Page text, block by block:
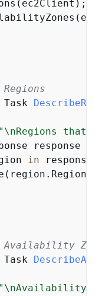
Task
"\nRegions that
response =
in
Task
"\nAvailability